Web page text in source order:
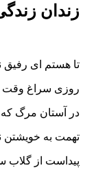
زندان
تا هستم ای رفیق
روزی سراغ وقت
در آستان مرگ
تهمت به خویشتن
پیداست از